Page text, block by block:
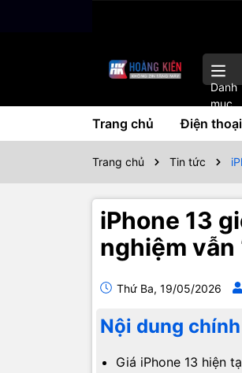
Danh
mục
Trang chủ Điện thoại
Trang chủ Tin tức
iPhone 13
nghiệm vẫn
Thứ Ba, 19/05/2026
Nội dung chính
Giá iPhone 13 hiện